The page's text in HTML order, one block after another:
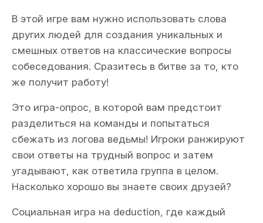
В этой игре вам нужно использовать слова
других людей для создания уникальных и
смешных ответов на классические вопросы
собеседования. Сразитесь в битве за то, кто
же получит работу!
Это игра-опрос, в которой вам предстоит
разделиться на команды и попытаться
сбежать из логова ведьмы! Игроки ранжируют
свои ответы на трудный вопрос и затем
угадывают, как ответила группа в целом.
Насколько хорошо вы знаете своих друзей?
Социальная игра на deduction, где каждый